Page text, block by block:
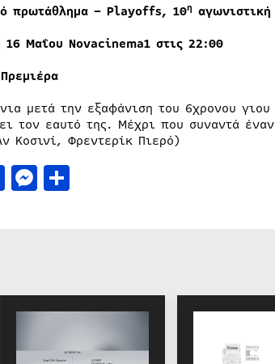
πρωτάθλημα – Playoffs, 10η
16 Μαΐου Novacinema1 στις 22:00
μετά την εξαφάνιση του 6χρονου
τον εαυτό της. Μέχρι που συναντά
Κοσινί, Φρεντερίκ Πιερό)
LinkedIn
Messenger
Μοιραστείτε